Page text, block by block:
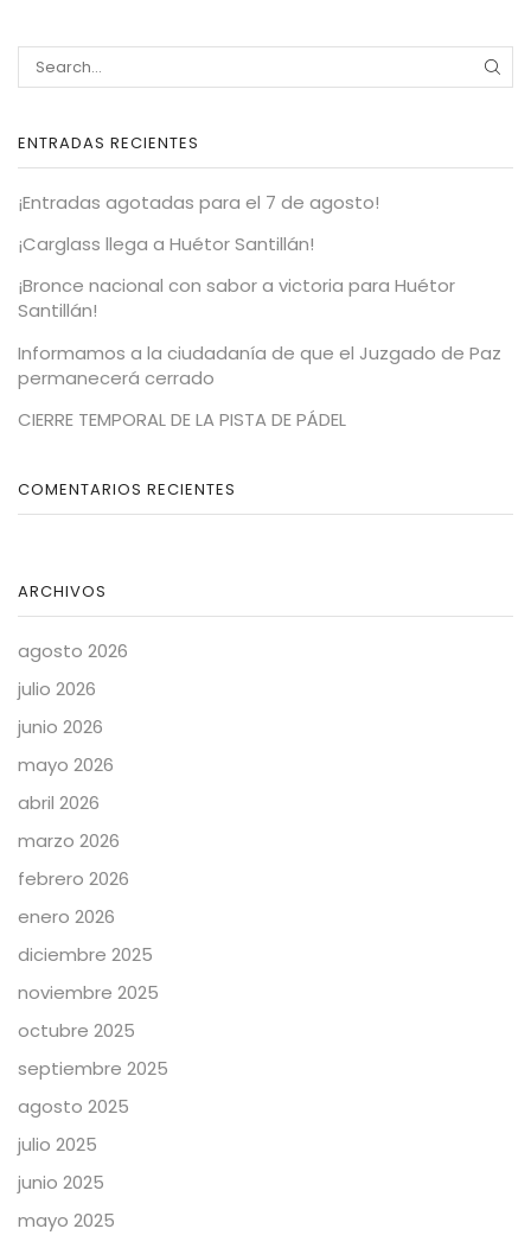
ENTRADAS RECIENTES
¡Entradas agotadas para el 7 de agosto!
¡Carglass llega a Huétor Santillán!
¡Bronce nacional con sabor a victoria para Huétor
Santillán!
Informamos a la ciudadanía de que el Juzgado de Paz
permanecerá cerrado
CIERRE TEMPORAL DE LA PISTA DE PÁDEL
COMENTARIOS RECIENTES
ARCHIVOS
agosto 2026
julio 2026
junio 2026
mayo 2026
abril 2026
marzo 2026
febrero 2026
enero 2026
diciembre 2025
noviembre 2025
octubre 2025
septiembre 2025
agosto 2025
julio 2025
junio 2025
mayo 2025